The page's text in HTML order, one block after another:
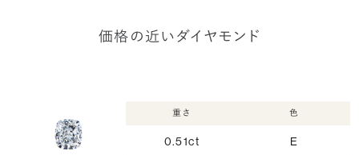
価格の近いダイヤモンド
重さ
0.51ct
色
E